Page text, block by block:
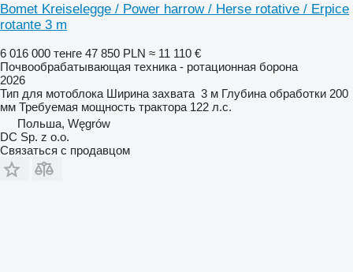
Bomet Kreiselegge / Power harrow / Herse rotative / Erpice
rotante 3 m
6 016 000 тенге 47 850 PLN ≈ 11 110 €
Почвообрабатывающая техника - ротационная борона
2026
Тип для мотоблока Ширина захвата 3 м Глубина обработки 200
мм Требуемая мощность трактора 122 л.с.
Польша, Węgrów
DC Sp. z o.o.
Связаться с продавцом